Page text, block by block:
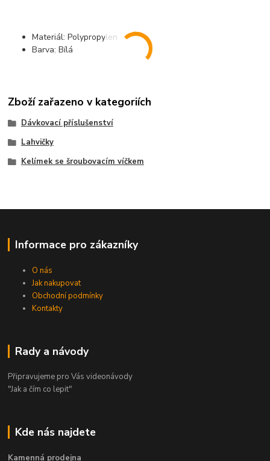
Materiál: Polypropylen
Barva: Bílá
Zboží zařazeno v kategoriích
Dávkovací příslušenství
Lahvičky
Kelímek se šroubovacím víčkem
Informace pro zákazníky
O nás
Jak nakupovat
Obchodní podmínky
Kontakty
Rady a návody
Připravujeme pro Vás videonávody
"Jak a čím co lepit"
Kde nás najdete
Kamenná prodejna